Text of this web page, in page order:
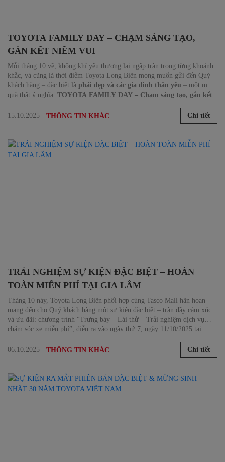
TOYOTA FAMILY DAY – CHẠM SÁNG TẠO,
GẮN KẾT NIỀM VUI
Mỗi tháng 10 về, không khí yêu thương lại ngập tràn trong từng khoảnh
khắc, và cũng là thời điểm Toyota Long Biên mong muốn gửi đến Quý
khách hàng – đặc biệt là phái đẹp và các gia đình thân yêu – một món
quà thật ý nghĩa: TOYOTA FAMILY DAY – Chạm sáng tạo, gắn kết
15.10.2025
THÔNG TIN KHÁC Chi tiết
TRẢI NGHIỆM SỰ KIỆN ĐẶC BIỆT – HOÀN
TOÀN MIỄN PHÍ TẠI GIA LÂM
Tháng 10 này, Toyota Long Biên phối hợp cùng Tasco Mall hân hoan
mang đến cho Quý khách hàng một sự kiện đặc biệt – tràn đầy cảm xúc
và ưu đãi: chương trình “Trưng bày – Lái thử – Trải nghiệm dịch vụ
chăm sóc xe miễn phí”, diễn ra vào ngày thứ 7, ngày 11/10/2025 tại
06.10.2025
THÔNG TIN KHÁC Chi tiết